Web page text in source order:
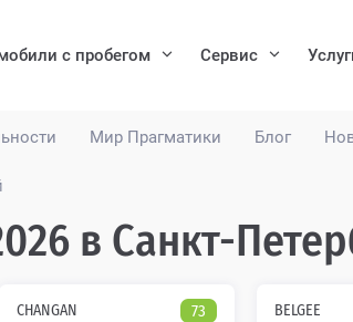
Мир Прагматики Блог
с пробегом Сервис
в Санкт-
CHANGAN 73 BELGEE